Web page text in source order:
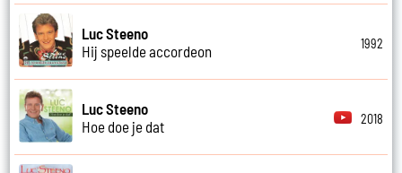
Luc Steeno
Hij speelde accordeon
1992
Luc Steeno
Hoe doe je dat
2018